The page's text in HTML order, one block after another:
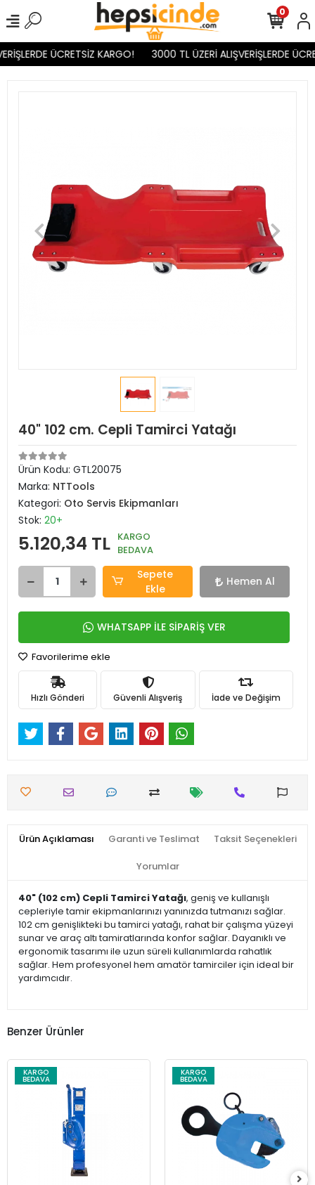
ÜCRETSİZ KARGO! 3000 TL ÜZERİ ALIŞVERİŞLERDE
0
40" 102 cm. Cepli Tamirci Yatağı
Ürün Kodu: GTL20075
Marka: NTTools
Kategori: Oto Servis Ekipmanları
Stok: 20+
5.120,34 TL KARGO
BEDAVA
Sepete
Ekle
Hemen Al
WHATSAPP İLE SİPARİŞ VER
Favorilerime ekle
Hızlı Gönderi Güvenli Alışveriş İade ve Değişim
Ürün Açıklaması Garanti ve Teslimat Taksit Seçenekleri
Yorumlar
40" (102 cm) Cepli Tamirci Yatağı, geniş ve kullanışlı
cepleriyle tamir ekipmanlarınızı yanınızda tutmanızı sağlar.
102 cm genişlikteki bu tamirci yatağı, rahat bir çalışma yüzeyi
sunar ve araç altı tamiratlarında konfor sağlar. Dayanıklı ve
ergonomik tasarımı ile uzun süreli kullanımlarda rahatlık
sağlar. Hem profesyonel hem amatör tamirciler için ideal bir
yardımcıdır.
Benzer Ürünler
KARGO
BEDAVA
KARGO
BEDAVA